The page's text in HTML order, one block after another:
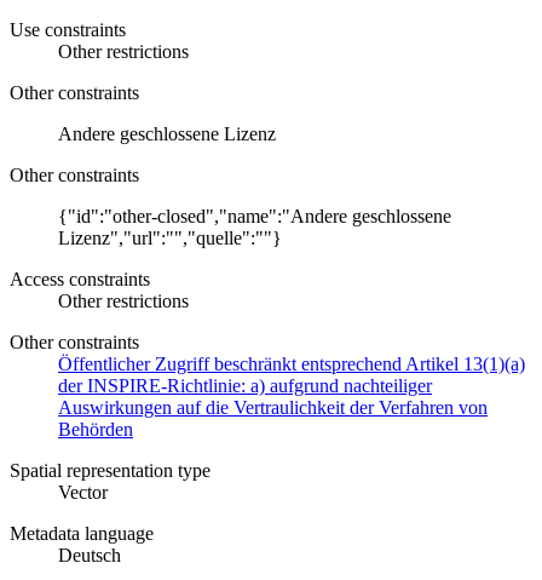
Use constraints
Other restrictions
Other constraints
Andere geschlossene Lizenz
Other constraints
{"id":"other-closed","name":"Andere geschlossene
Lizenz","url":"","quelle":""}
Access constraints
Other restrictions
Other constraints
Öffentlicher Zugriff beschränkt entsprechend Artikel 13(1)(a)
der INSPIRE-Richtlinie: a) aufgrund nachteiliger
Auswirkungen auf die Vertraulichkeit der Verfahren von
Behörden
Spatial representation type
Vector
Metadata language
Deutsch